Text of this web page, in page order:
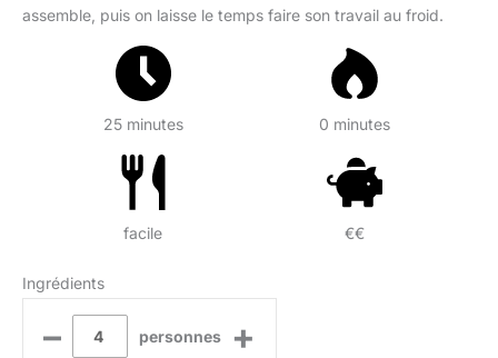
assemble, puis on laisse le temps faire son travail au froid.
25 minutes 0 minutes
facile €€
Ingrédients
– personnes +